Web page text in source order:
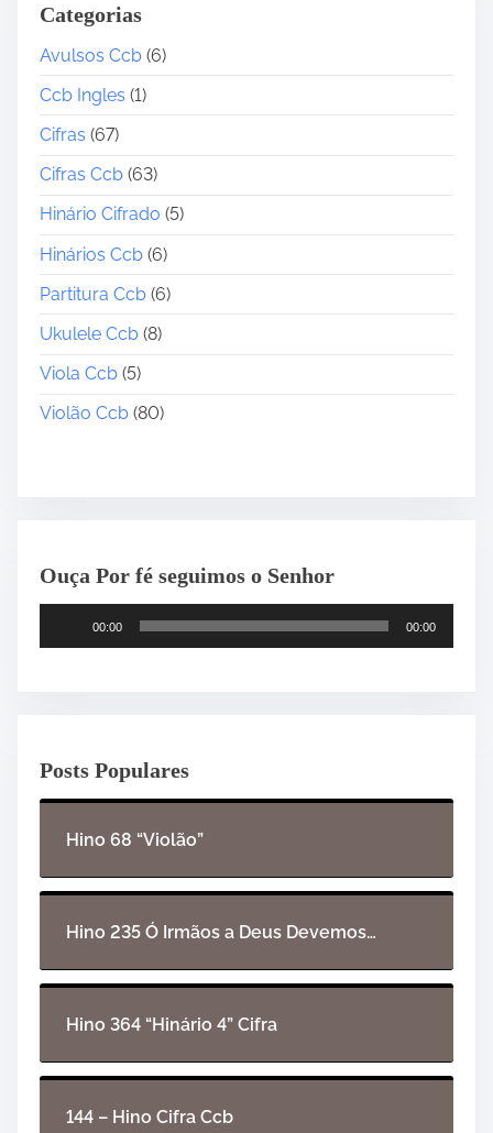
Categorias
Avulsos Ccb (6)
Ccb Ingles (1)
Cifras (67)
Cifras Ccb (63)
Hinário Cifrado (5)
Hinários Ccb (6)
Partitura Ccb (6)
Ukulele Ccb (8)
Viola Ccb (5)
Violão Ccb (80)
Ouça Por fé seguimos o Senhor
r
d
u
00:00 00:00
Posts Populares
Hino 68 “Violão”
Hino 235 Ó Irmãos a Deus Devemos…
Hino 364 “Hinário 4” Cifra
144 – Hino Cifra Ccb